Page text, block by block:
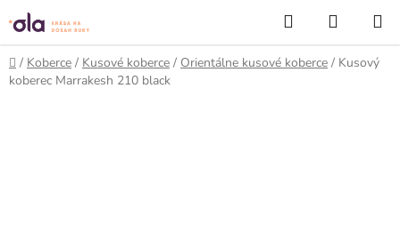
Prejsť
na
obsah
Hľadať
KOŠÍK
Domov
/ Koberce / Kusové koberce / Orientálne kusové koberce / Kusový
koberec Marrakesh 210 black